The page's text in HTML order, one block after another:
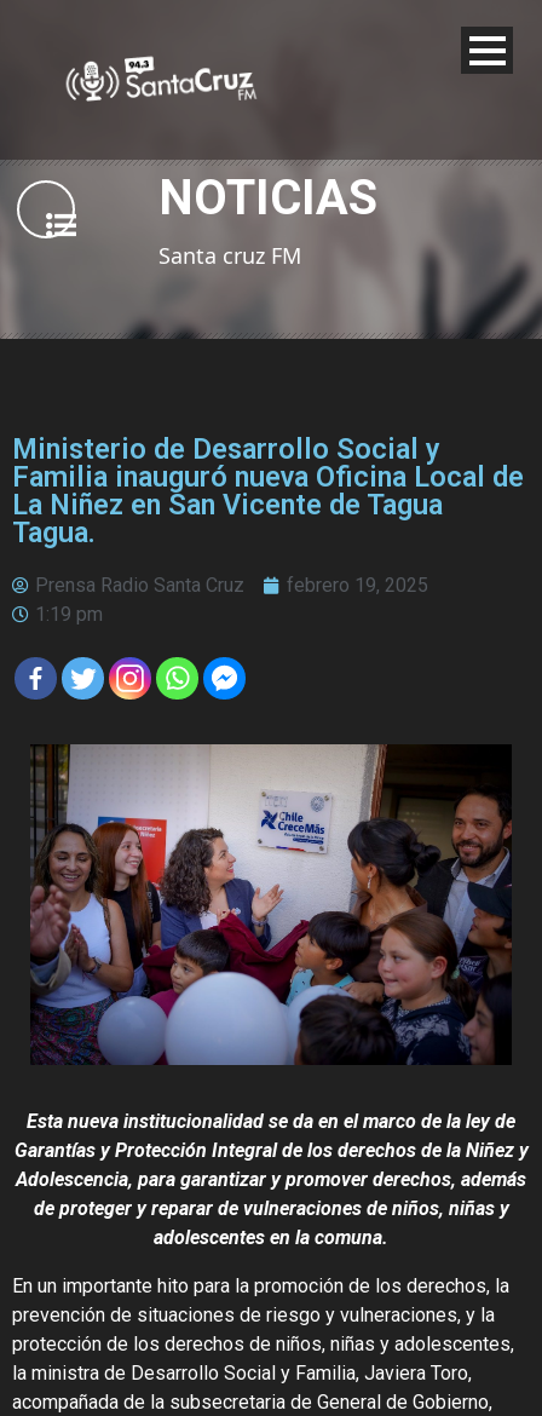
NOTICIAS
Santa cruz FM
Ministerio de Desarrollo Social y
Familia inauguró nueva Oficina Local de
La Niñez en San Vicente de Tagua
Tagua.
Prensa Radio Santa Cruz
febrero 19, 2025
1:19 pm
Esta nueva institucionalidad se da en el marco de la ley de
Garantías y Protección Integral de los derechos de la Niñez y
Adolescencia, para garantizar y promover derechos, además
de proteger y reparar de vulneraciones de niños, niñas y
adolescentes en la comuna.
En un importante hito para la promoción de los derechos, la
prevención de situaciones de riesgo y vulneraciones, y la
protección de los derechos de niños, niñas y adolescentes,
la ministra de Desarrollo Social y Familia, Javiera Toro,
acompañada de la subsecretaria de General de Gobierno,